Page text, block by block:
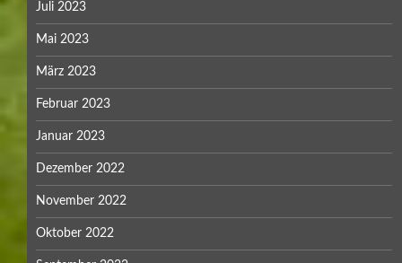
Juli 2023
Mai 2023
März 2023
Februar 2023
Januar 2023
Dezember 2022
November 2022
Oktober 2022